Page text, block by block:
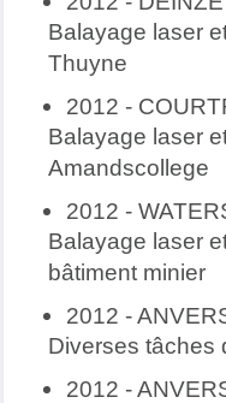
Balayage laser
Thuyne
2012 -
Balayage laser
Amandscollege
2012 -
Balayage laser
bâtiment minier
2012 -
Diverses tâches
2012 -